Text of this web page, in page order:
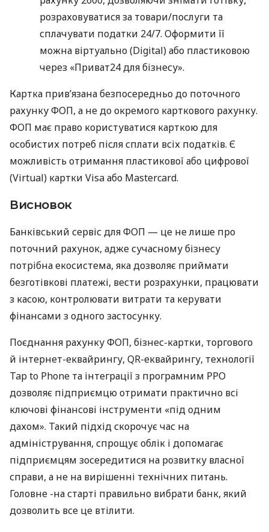
розраховуватися за товари/послуги та
сплачувати податки 24/7. Оформити її
можна віртуально (Digital) або пластиковою
через «Приват24 для бізнесу».
Картка прив’язана безпосередньо до поточного
рахунку ФОП, а не до окремого карткового рахунку.
ФОП має право користуватися карткою для
особистих потреб після сплати всіх податків. Є
можливість отримання пластикової або цифрової
(Virtual) картки Visa або Mastercard.
Висновок
Банківський сервіс для ФОП — це не лише про
поточний рахунок, адже сучасному бізнесу
потрібна екосистема, яка дозволяє приймати
безготівкові платежі, вести розрахунки, працювати
з касою, контролювати витрати та керувати
фінансами з одного застосунку.
Поєднання рахунку ФОП, бізнес-картки, торгового
й інтернет-еквайрингу, QR-еквайрингу, технології
Tap to Phone та інтеграції з програмним РРО
дозволяє підприємцю отримати практично всі
ключові фінансові інструменти «під одним
дахом». Такий підхід скорочує час на
адміністрування, спрощує облік і допомагає
підприємцям зосередитися на розвитку власної
справи, а не на вирішенні технічних питань.
Головне -на старті правильно вибрати банк, який
дозволить все це втілити.